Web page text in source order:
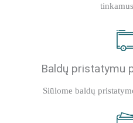
Baldų pristatymu
Siūlome baldų